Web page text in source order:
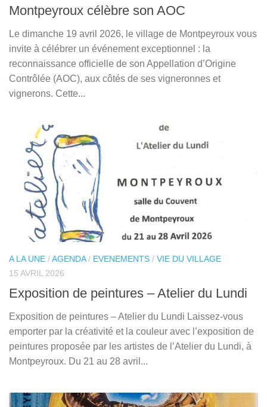
Montpeyroux célèbre son AOC
Le dimanche 19 avril 2026, le village de Montpeyroux vous
invite à célébrer un événement exceptionnel : la
reconnaissance officielle de son Appellation d’Origine
Contrôlée (AOC), aux côtés de ses vigneronnes et
vignerons. Cette...
A LA UNE /AGENDA/ EVENEMENTS / VIE DU VILLAGE
15 AVRIL 2026
Exposition de peintures – Atelier du Lundi
Exposition de peintures – Atelier du Lundi Laissez-vous
emporter par la créativité et la couleur avec l’exposition de
peintures proposée par les artistes de l’Atelier du Lundi, à
Montpeyroux. Du 21 au 28 avril...